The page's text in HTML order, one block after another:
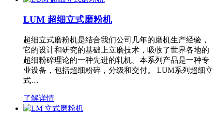
LUM 超细立式磨粉机
超细立式磨粉机是结合我们公司几年的磨机生产经验，
它的设计和研究的基础上立磨技术，吸收了世界各地的
超细粉碎理论的一种先进的轧机。本系列产品是一种专
业设备，包括超细粉碎，分级和交付。 LUM系列超细立
式…
了解详情